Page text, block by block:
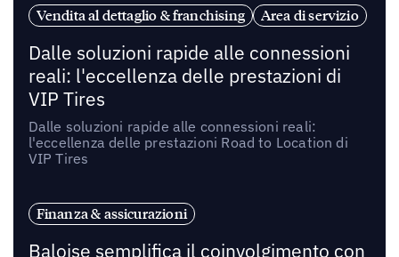
Vendita al dettaglio & franchising Area di servizio
Dalle soluzioni rapide alle connessioni
reali: l'eccellenza delle prestazioni di
VIP Tires
Dalle soluzioni rapide alle connessioni reali:
l'eccellenza delle prestazioni Road to Location di
VIP Tires
Finanza & assicurazioni
Baloise semplifica il coinvolgimento con